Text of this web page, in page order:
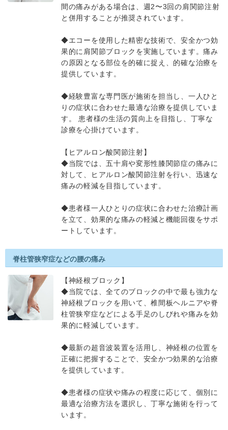
間の痛みがある場合は、週2〜3回の肩関節注射
と併用することが推奨されています。
◆エコーを使用した精密な技術で、安全かつ効
果的に肩関節ブロックを実施しています。痛み
の原因となる部位を的確に捉え、的確な治療を
提供しています。
◆経験豊富な専門医が施術を担当し、一人ひと
りの症状に合わせた最適な治療を提供していま
す。 患者様の生活の質向上を目指し、丁寧な
診療を心掛けています。
【ヒアルロン酸関節注射】
◆当院では、五十肩や変形性膝関節症の痛みに
対して、ヒアルロン酸関節注射を行い、迅速な
痛みの軽減を目指しています。
◆患者様一人ひとりの症状に合わせた治療計画
を立て、効果的な痛みの軽減と機能回復をサポ
ートしています。
脊柱管狭窄症などの腰の痛み
【神経根ブロック】
◆当院では、全てのブロックの中で最も強力な
神経根ブロックを用いて、椎間板ヘルニアや脊
柱管狭窄症などによる手足のしびれや痛みを効
果的に軽減しています。
◆最新の超音波装置を活用し、神経根の位置を
正確に把握することで、安全かつ効果的な治療
を提供しています。
◆患者様の症状や痛みの程度に応じて、個別に
最適な治療方法を選択し、丁寧な施術を行って
います。